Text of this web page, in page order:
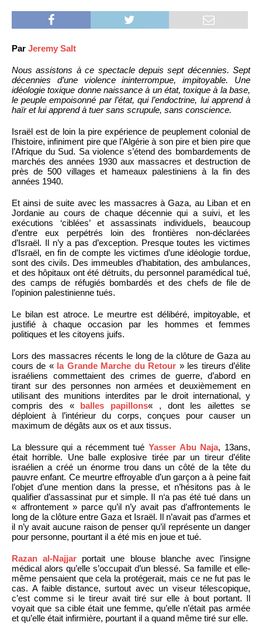
Par Jeremy Salt
Nous assistons à ce spectacle depuis sept décennies. Sept
décennies d’une violence ininterrompue, impitoyable. Une
idéologie toxique donne naissance à un état, toxique à la base,
le peuple empoisonné par l’état, qui l’endoctrine, lui apprend à
haïr et lui apprend à tuer sans scrupule, sans conscience.
Israël est de loin la pire expérience de peuplement colonial de
l’histoire, infiniment pire que l’Algérie à son pire et bien pire que
l’Afrique du Sud. Sa violence s’étend des bombardements de
marchés des années 1930 aux massacres et destruction de
près de 500 villages et hameaux palestiniens à la fin des
années 1940.
Et ainsi de suite avec les massacres à Gaza, au Liban et en
Jordanie au cours de chaque décennie qui a suivi, et les
exécutions ‘ciblées’ et assassinats individuels, beaucoup
d’entre eux perpétrés loin des frontières non-déclarées
d’Israël. Il n’y a pas d’exception. Presque toutes les victimes
d’Israël, en fin de compte les victimes d’une idéologie tordue,
sont des civils. Des immeubles d’habitation, des ambulances,
et des hôpitaux ont été détruits, du personnel paramédical tué,
des camps de réfugiés bombardés et des chefs de file de
l’opinion palestinienne tués.
Le bilan est atroce. Le meurtre est délibéré, impitoyable, et
justifié à chaque occasion par les hommes et femmes
politiques et les citoyens juifs.
Lors des massacres récents le long de la clôture de Gaza au
cours de « la Grande Marche du Retour » les tireurs d’élite
israéliens commettaient des crimes de guerre, d’abord en
tirant sur des personnes non armées et deuxièmement en
utilisant des munitions interdites par le droit international, y
compris des « balles papillons« , dont les ailettes se
déploient à l’intérieur du corps, conçues pour causer un
maximum de dégâts aux os et aux tissus.
La blessure qui a récemment tué Yasser Abu Naja, 13ans,
était horrible. Une balle explosive tirée par un tireur d’élite
israélien a créé un énorme trou dans un côté de la tête du
pauvre enfant. Ce meurtre effroyable d’un garçon a à peine fait
l’objet d’une mention dans la presse, et n’hésitons pas à le
qualifier d’assassinat pur et simple. Il n‘a pas été tué dans un
« affrontement » parce qu’il n’y avait pas d’affrontements le
long de la clôture entre Gaza et Israël. Il n’avait pas d’armes et
il n’y avait aucune raison de penser qu’il représente un danger
pour personne, pourtant il a été mis en joue et tué.
Razan al-Najjar portait une blouse blanche avec l’insigne
médical alors qu’elle s’occupait d’un blessé. Sa famille et elle-
même pensaient que cela la protégerait, mais ce ne fut pas le
cas. A faible distance, surtout avec un viseur télescopique,
c’est comme si le tireur avait tiré sur elle à bout portant. Il
voyait que sa cible était une femme, qu’elle n’était pas armée
et qu’elle était infirmière, pourtant il a quand même tiré sur elle.